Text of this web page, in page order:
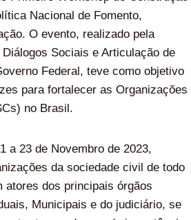
Nacional de Fomento,
O evento, realizado pela
Sociais e Articulação de
Federal, teve como objetivo
para fortalecer as Organizações
no Brasil.
a 23 de Novembro de 2023,
da sociedade civil de todo
atores dos principais órgãos
Municipais e do judiciário, se